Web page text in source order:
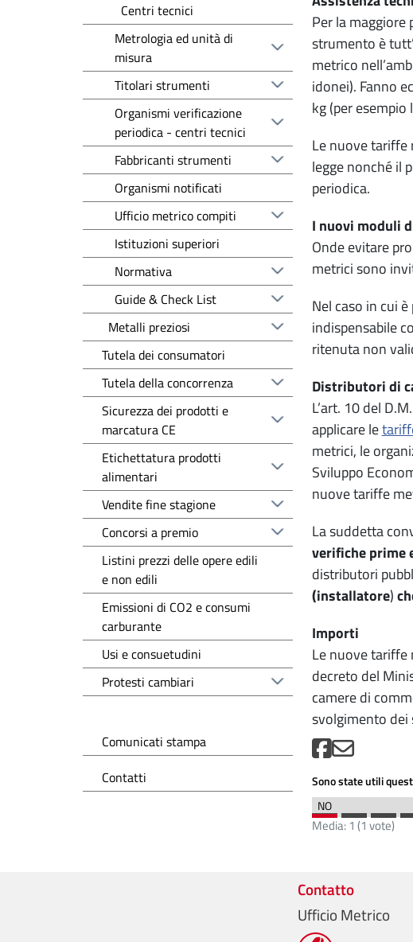
Per la
strumento è
metrico
idonei). Fanno
kg (per
Le nuove tariffe
legge nonché il
periodica.
I nuovi moduli
Onde evitare
metrici sono
Nel caso in cui
indispensabile
ritenuta non
Distributori di
L’art. 10 del
applicare le
metrici, le
Sviluppo
nuove tariffe
La suddetta
verifiche prime
distributori
(installatore)
Importi
Le nuove tariffe
decreto del
camere di
svolgimento dei
Sono state utili
Media:1 (1 vote)
Centri tecnici
Metrologia ed unità di
misura
Titolari strumenti
Organismi verificazione
periodica - centri tecnici
Fabbricanti strumenti
Organismi notificati
Ufficio metrico compiti
Istituzioni superiori
Normativa
Guide & Check List
Metalli preziosi
Tutela dei consumatori
Tutela della concorrenza
Sicurezza dei prodotti e
marcatura CE
Etichettatura prodotti
alimentari
Vendite fine stagione
Concorsi a premio
Listini prezzi delle opere edili
e non edili
Emissioni di CO2 e consumi
carburante
Usi e consuetudini
Protesti cambiari
Comunicati stampa
Contatti
Contatto
Ufficio Metrico